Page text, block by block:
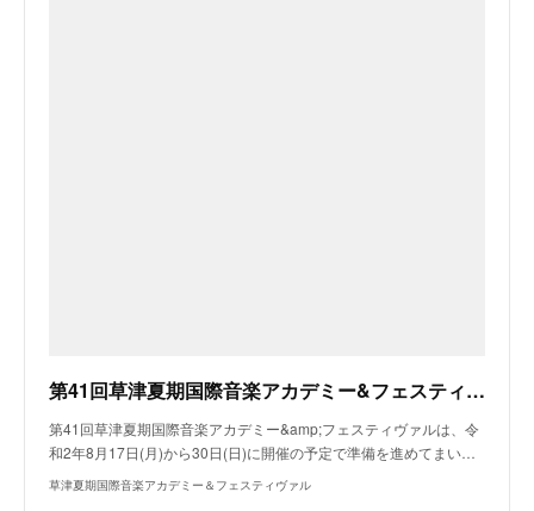
第41回草津夏期国際音楽アカデミー&フェスティヴァル開催中止のお知らせ
第41回草津夏期国際音楽アカデミー&amp;フェスティヴァルは、令
和2年8月17日(月)から30日(日)に開催の予定で準備を進めてまい…
草津夏期国際音楽アカデミー＆フェスティヴァル